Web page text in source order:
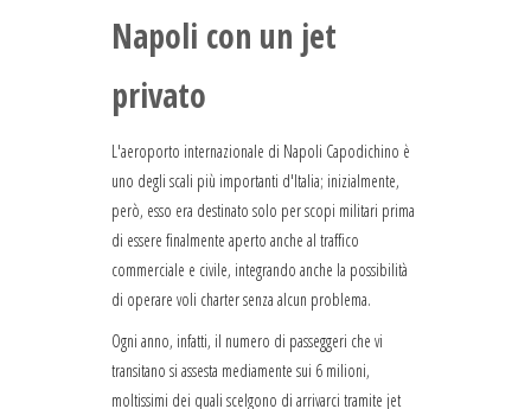
Napoli con un jet
privato
L'aeroporto internazionale di Napoli Capodichino è
uno degli scali più importanti d'Italia; inizialmente,
però, esso era destinato solo per scopi militari prima
di essere finalmente aperto anche al traffico
commerciale e civile, integrando anche la possibilità
di operare voli charter senza alcun problema.
Ogni anno, infatti, il numero di passeggeri che vi
transitano si assesta mediamente sui 6 milioni,
moltissimi dei quali scelgono di arrivarci tramite jet